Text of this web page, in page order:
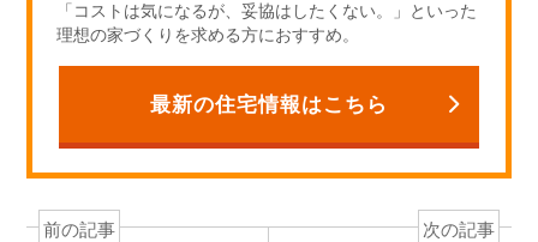
「コストは気になるが、妥協はしたくない。」といった
理想の家づくりを求める方におすすめ。
最新の住宅情報はこちら
前の記事 次の記事